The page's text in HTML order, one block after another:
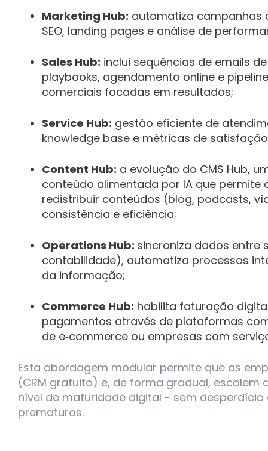
Marketing Hub: automatiza campanhas
SEO, landing pages e análise de
Sales Hub: inclui sequências de emails
playbooks, agendamento online e
comerciais focadas em resultados;
Service Hub: gestão eficiente de
knowledge base e métricas de satisfação
Content Hub: a evolução do CMS Hub,
conteúdo alimentada por IA que permite
redistribuir conteúdos (blog, podcasts,
consistência e eficiência;
Operations Hub: sincroniza dados entre
contabilidade), automatiza processos
da informação;
Commerce Hub: habilita faturação
pagamentos através de plataformas
de e‑commerce ou empresas com
Esta abordagem modular permite que as
(CRM gratuito) e, de forma gradual,
nível de maturidade digital - sem
prematuros.